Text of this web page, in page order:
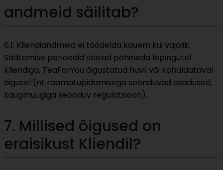
andmeid säilitab?
6.1. Kliendiandmeid ei töödelda kauem kui vajalik.
Säilitamise perioodid võivad põhineda lepingutel
Kliendiga, TeaForYou õigustatud huvil või kohaldataval
õigusel (nt raamatupidamisega seonduvad seadused,
kaugmüügiga seonduv regulatsioon).
7. Millised õigused on
eraisikust Kliendil?